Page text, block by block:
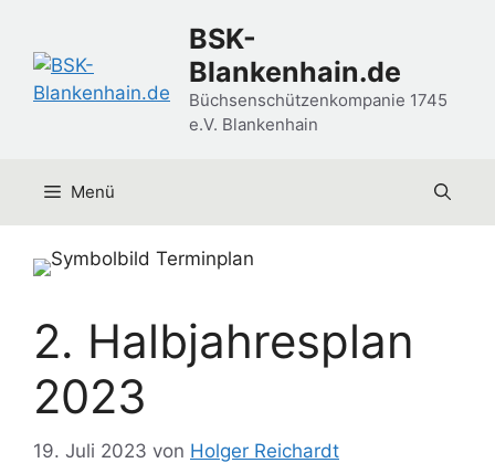
springen
BSK-
Blankenhain.de
Büchsenschützenkompanie 1745
e.V. Blankenhain
Menü
2. Halbjahresplan
2023
19. Juli 2023 von Holger Reichardt